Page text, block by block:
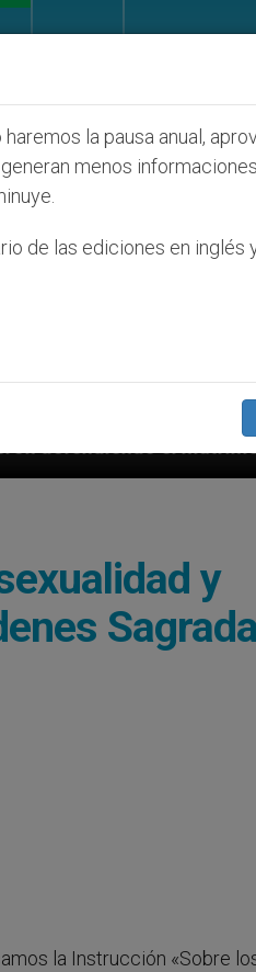
y
la Instrucción «Sobre
la pausa anual,
menos
de las ediciones en inglés